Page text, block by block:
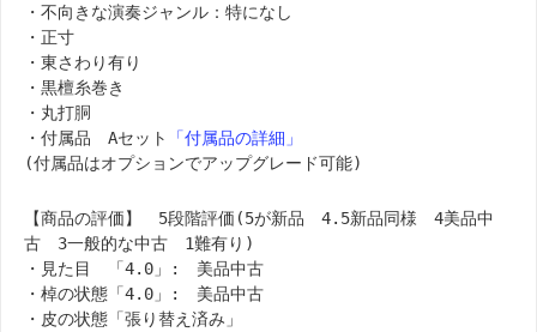
・不向きな演奏ジャンル：特になし
・正寸
・東さわり有り
・黒檀糸巻き
・丸打胴
・付属品 Aセット
「付属品の詳細」
(付属品はオプションでアップグレード可能)
【商品の評価】 5段階評価(5が新品 4.5新品同様 4美品中
古 3一般的な中古 1難有り)
・見た目 「4.0」: 美品中古
・棹の状態「4.0」: 美品中古
・皮の状態「張り替え済み」